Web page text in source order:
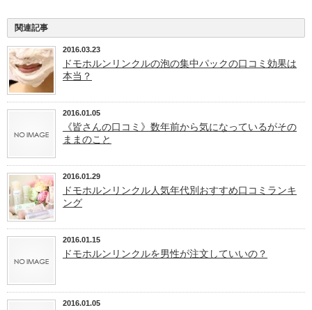
関連記事
2016.03.23
ドモホルンリンクルの泡の集中パックの口コミ効果は
本当？
2016.01.05
《皆さんの口コミ》数年前から気になっているがその
ままのこと
2016.01.29
ドモホルンリンクル人気年代別おすすめ口コミランキ
ング
2016.01.15
ドモホルンリンクルを男性が注文していいの？
2016.01.05